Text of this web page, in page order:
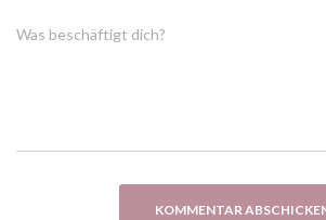
Was beschäftigt dich?